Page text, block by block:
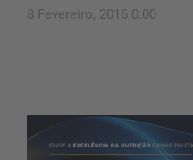
8 Fevereiro, 2016 0:00